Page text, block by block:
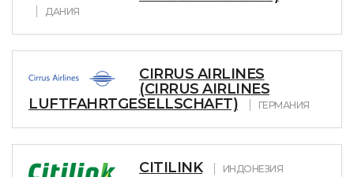
ДАНИЯ
CIRRUS AIRLINES
(CIRRUS AIRLINES
LUFTFAHRTGESELLSCHAFT)
ГЕРМАНИЯ
CITILINK ИНДОНЕЗИЯ